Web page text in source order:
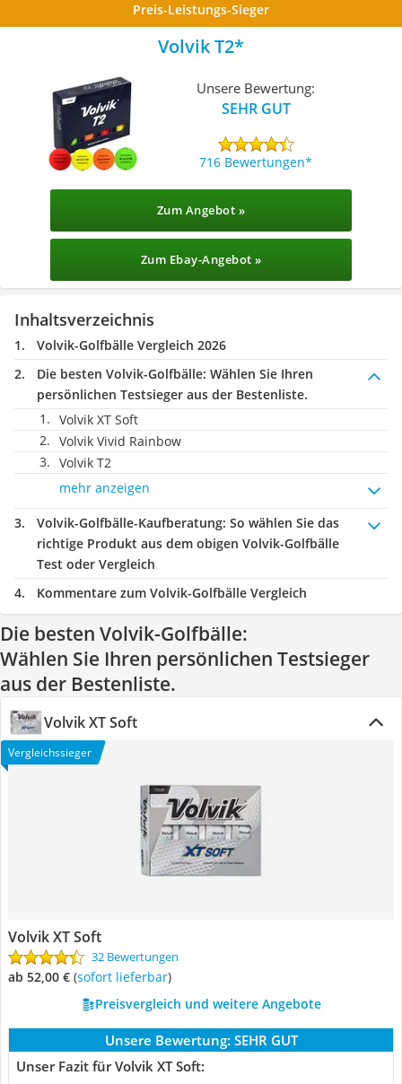
Preis-Leistungs-Sieger
Volvik T2
Unsere Bewertung:
SEHR GUT
716 Bewertungen
Zum Angebot »
Zum Ebay-Angebot »
Inhaltsverzeichnis
Volvik-Golfbälle Vergleich 2026
Die besten Volvik-Golfbälle: Wählen Sie Ihren
persönlichen Testsieger aus der Bestenliste.
Volvik XT Soft
Volvik Vivid Rainbow
Volvik T2
mehr anzeigen
Volvik-Golfbälle-Kaufberatung: So wählen Sie das
richtige Produkt aus dem obigen Volvik-Golfbälle
Test oder Vergleich
Kommentare zum Volvik-Golfbälle Vergleich
Die besten Volvik-Golfbälle:
Wählen Sie Ihren persönlichen Testsieger
aus der Bestenliste.
Volvik XT Soft
Vergleichssieger
Volvik XT Soft
32 Bewertungen
ab 52,00 € ( Sofort lieferbar)
Preisvergleich und weitere Angebote
Unsere Bewertung: SEHR GUT
Unser Fazit für Volvik XT Soft: